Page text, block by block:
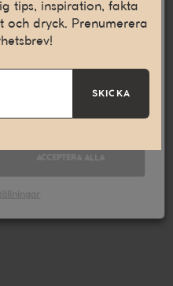
tips, inspiration, fakta
dryck. Prenumerera
SKICKA
leverera personliga
till dig.Läs mer
ACCEPTERA ALLA